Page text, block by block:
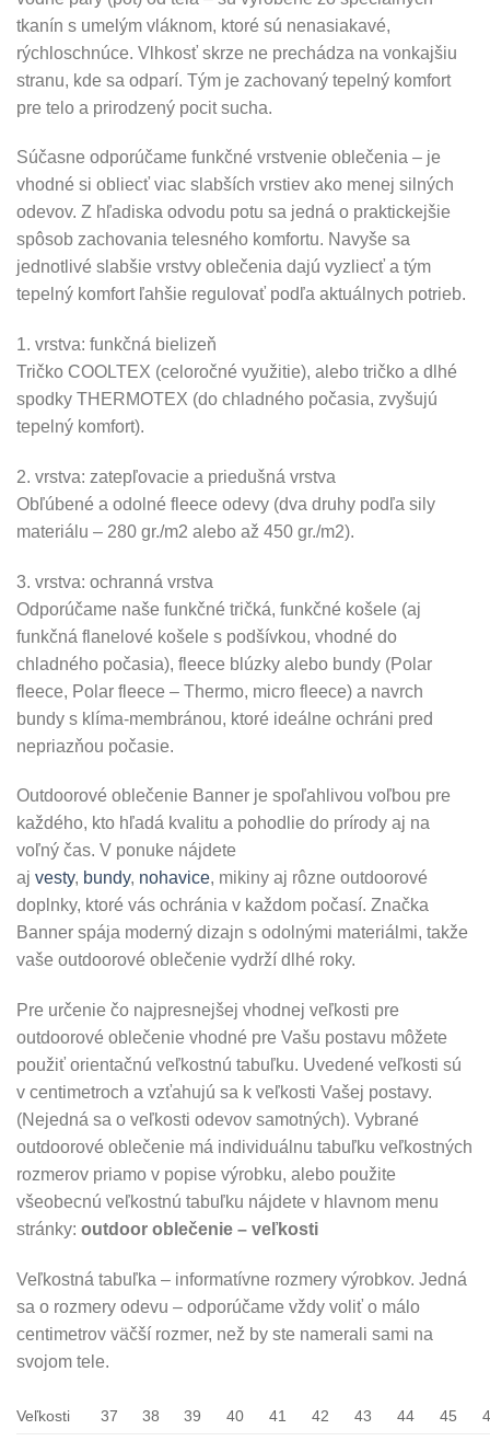
tkanín s umelým vláknom, ktoré sú nenasiakavé,
rýchloschnúce. Vlhkosť skrze ne prechádza na vonkajšiu
stranu, kde sa odparí. Tým je zachovaný tepelný komfort
pre telo a prirodzený pocit sucha.
Súčasne odporúčame funkčné vrstvenie oblečenia – je
vhodné si obliecť viac slabších vrstiev ako menej silných
odevov. Z hľadiska odvodu potu sa jedná o praktickejšie
spôsob zachovania telesného komfortu. Navyše sa
jednotlivé slabšie vrstvy oblečenia dajú vyzliecť a tým
tepelný komfort ľahšie regulovať podľa aktuálnych potrieb.
1. vrstva: funkčná bielizeň
Tričko COOLTEX (celoročné využitie), alebo tričko a dlhé
spodky THERMOTEX (do chladného počasia, zvyšujú
tepelný komfort).
2. vrstva: zatepľovacie a priedušná vrstva
Obľúbené a odolné fleece odevy (dva druhy podľa sily
materiálu – 280 gr./m2 alebo až 450 gr./m2).
3. vrstva: ochranná vrstva
Odporúčame naše funkčné tričká, funkčné košele (aj
funkčná flanelové košele s podšívkou, vhodné do
chladného počasia), fleece blúzky alebo bundy (Polar
fleece, Polar fleece – Thermo, micro fleece) a navrch
bundy s klíma-membránou, ktoré ideálne ochráni pred
nepriazňou počasie.
Outdoorové oblečenie Banner je spoľahlivou voľbou pre
každého, kto hľadá kvalitu a pohodlie do prírody aj na
voľný čas. V ponuke nájdete
aj vesty, bundy, nohavice, mikiny aj rôzne outdoorové
doplnky, ktoré vás ochránia v každom počasí. Značka
Banner spája moderný dizajn s odolnými materiálmi, takže
vaše outdoorové oblečenie vydrží dlhé roky.
Pre určenie čo najpresnejšej vhodnej veľkosti pre
outdoorové oblečenie vhodné pre Vašu postavu môžete
použiť orientačnú veľkostnú tabuľku. Uvedené veľkosti sú
v centimetroch a vzťahujú sa k veľkosti Vašej postavy.
(Nejedná sa o veľkosti odevov samotných). Vybrané
outdoorové oblečenie má individuálnu tabuľku veľkostných
rozmerov priamo v popise výrobku, alebo použite
všeobecnú veľkostnú tabuľku nájdete v hlavnom menu
stránky: outdoor oblečenie – veľkosti
Veľkostná tabuľka – informatívne rozmery výrobkov. Jedná
sa o rozmery odevu – odporúčame vždy voliť o málo
centimetrov väčší rozmer, než by ste namerali sami na
svojom tele.
Veľkosti 37 38 39 40 41 42 43 44 45